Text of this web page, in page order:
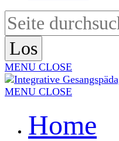
MENU CLOSE
MENU CLOSE
Home